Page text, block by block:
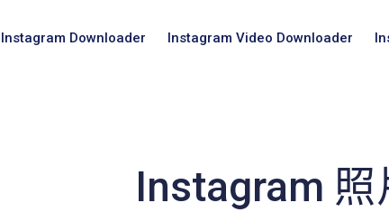
Instagram Downloader Instagram Video Downloader
Instagram 照